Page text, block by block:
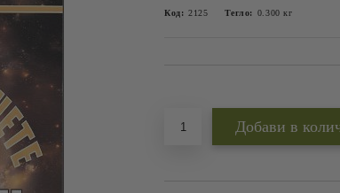
Код: 2125 Тегло: 0.300 кг